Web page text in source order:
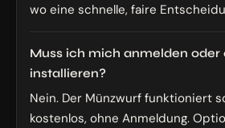
wo eine schnelle, faire
Muss ich mich anmelden oder
installieren?
Nein. Der Münzwurf funktioniert
kostenlos, ohne Anmeldung.